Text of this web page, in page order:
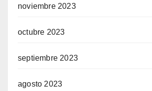
noviembre 2023
octubre 2023
septiembre 2023
agosto 2023